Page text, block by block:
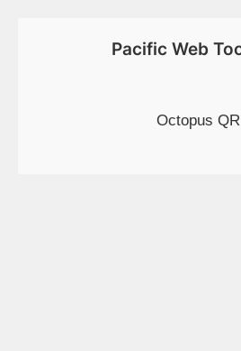
Pacific Web
Octopus